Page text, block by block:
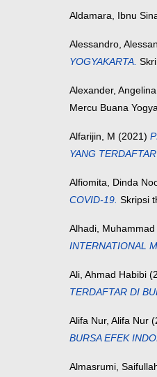
Aldamara, Ibnu
Alessandro,
YOGYAKARTA.
Alexander,
Mercu Buana
Alfarijin, M (2021)
YANG
Alfiomita, Dinda
COVID-19. Skripsi
Alhadi,
INTERNATIONAL
Ali, Ahmad Habibi
TERDAFTAR DI
Alifa Nur, Alifa Nur
BURSA EFEK
Almasrumi,